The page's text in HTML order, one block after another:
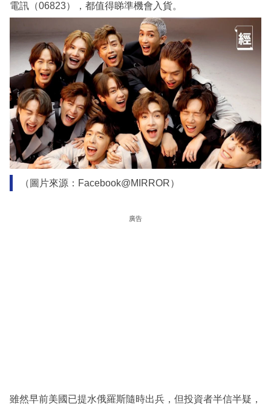
電訊（06823），都值得睇準機會入貨。
（圖片來源：Facebook@MIRROR）
廣告
雖然早前美國已提水俄羅斯隨時出兵，但投資者半信半疑，